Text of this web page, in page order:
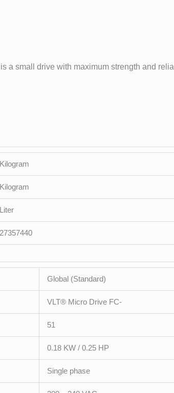
a small drive with maximum strength and
Global (Standard)
VLT® Micro Drive FC-
51
0.18 KW / 0.25 HP
Single phase